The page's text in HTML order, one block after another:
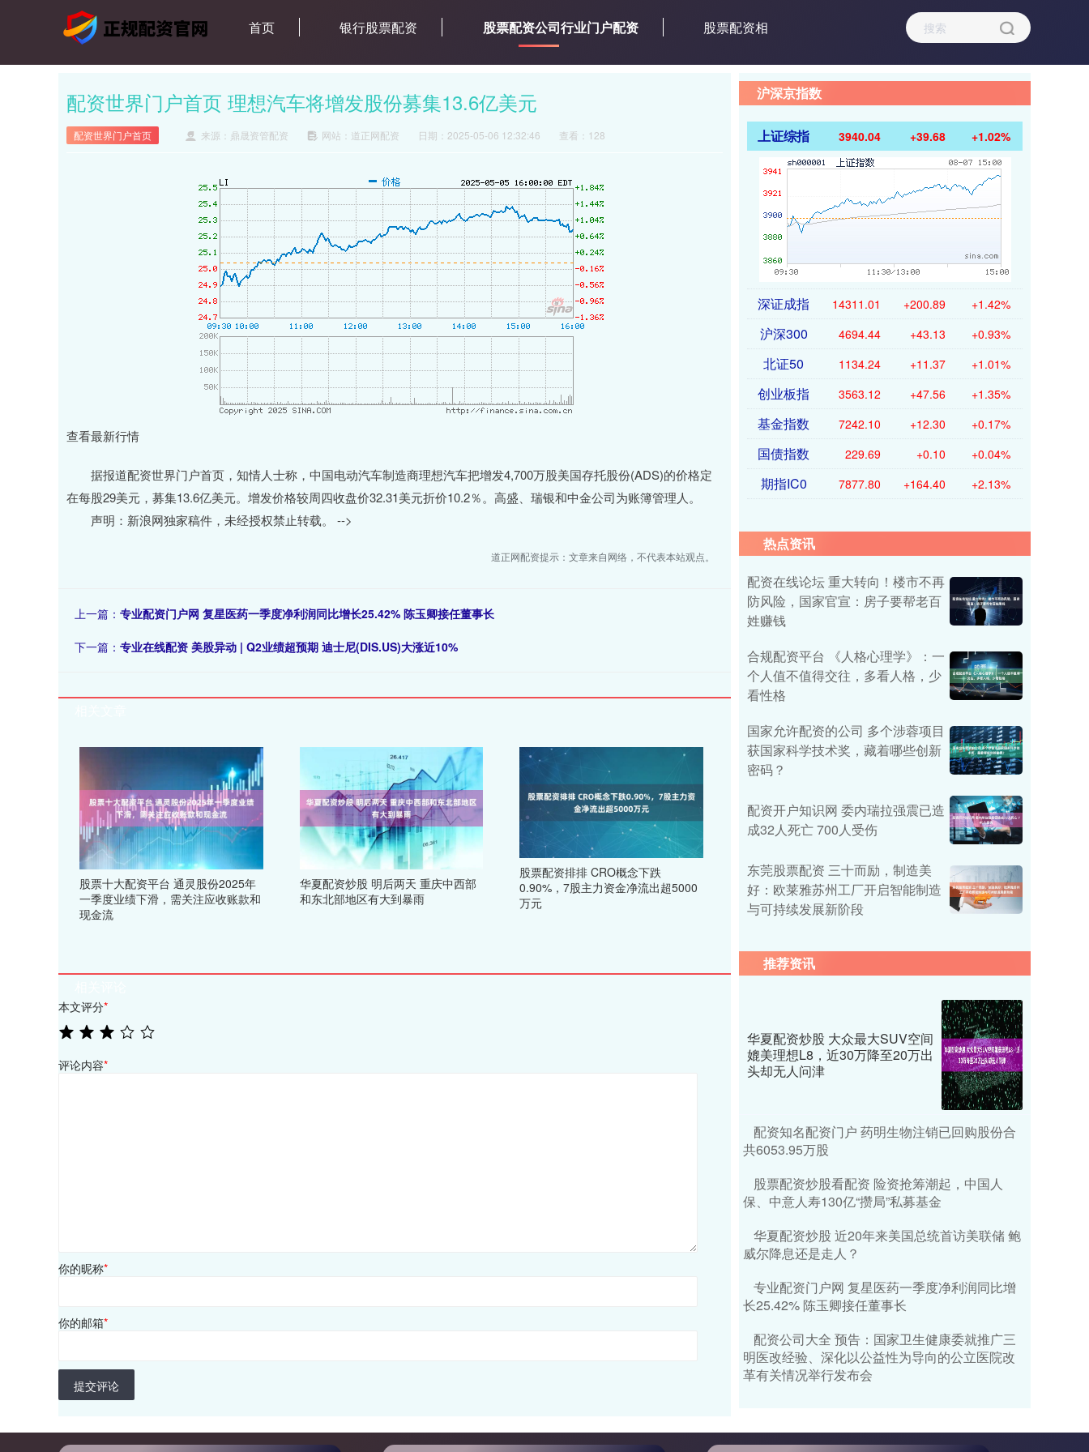
首页 银行股票配资 股票配资公司行业门户配资 股票配资相
配资世界门户首页 理想汽车将增发股份募集13.6亿美元
配资世界门户首页 来源：鼎晟资管配资 网站：道正网配资 日期：2025-05-06 12:32:46 查看：128
查看最新行情
据报道配资世界门户首页，知情人士称，中国电动汽车制造商理想汽车把增发4,700万股美国存托股份(ADS)的价格定
在每股29美元，募集13.6亿美元。增发价格较周四收盘价32.31美元折价10.2％。高盛、瑞银和中金公司为账簿管理人。
声明：新浪网独家稿件，未经授权禁止转载。 -->
道正网配资提示：文章来自网络，不代表本站观点。
上一篇： 专业配资门户网 复星医药一季度净利润同比增长25.42% 陈玉卿接任董事长
下一篇： 专业在线配资 美股异动 | Q2业绩超预期 迪士尼(DIS.US)大涨近10%
股票十大配资平台 通灵股份2025年
一季度业绩下滑，需关注应收账款和
现金流
华夏配资炒股 明后两天 重庆中西部
和东北部地区有大到暴雨
股票配资排排 CRO概念下跌
0.90%，7股主力资金净流出超5000
万元
本文评分*
评论内容*
你的昵称*
你的邮箱*
提交评论
沪深京指数
上证综指 3940.04 +39.68 +1.02%
深证成指 14311.01 +200.89 +1.42%
沪深300 4694.44 +43.13 +0.93%
北证50 1134.24 +11.37 +1.01%
创业板指 3563.12 +47.56 +1.35%
基金指数 7242.10 +12.30 +0.17%
国债指数 229.69 +0.10 +0.04%
期指IC0 7877.80 +164.40 +2.13%
热点资讯
配资在线论坛 重大转向！楼市不再
防风险，国家官宣：房子要帮老百
姓赚钱
合规配资平台 《人格心理学》：一
个人值不值得交往，多看人格，少
看性格
国家允许配资的公司 多个涉蓉项目
获国家科学技术奖，藏着哪些创新
密码？
配资开户知识网 委内瑞拉强震已造
成32人死亡 700人受伤
东莞股票配资 三十而励，制造美
好：欧莱雅苏州工厂开启智能制造
与可持续发展新阶段
推荐资讯
华夏配资炒股 大众最大SUV空间
媲美理想L8，近30万降至20万出
头却无人问津
配资知名配资门户 药明生物注销已回购股份合
共6053.95万股
股票配资炒股看配资 险资抢筹潮起，中国人
保、中意人寿130亿“攒局”私募基金
华夏配资炒股 近20年来美国总统首访美联储 鲍
威尔降息还是走人？
专业配资门户网 复星医药一季度净利润同比增
长25.42% 陈玉卿接任董事长
配资公司大全 预告：国家卫生健康委就推广三
明医改经验、深化以公益性为导向的公立医院改
革有关情况举行发布会